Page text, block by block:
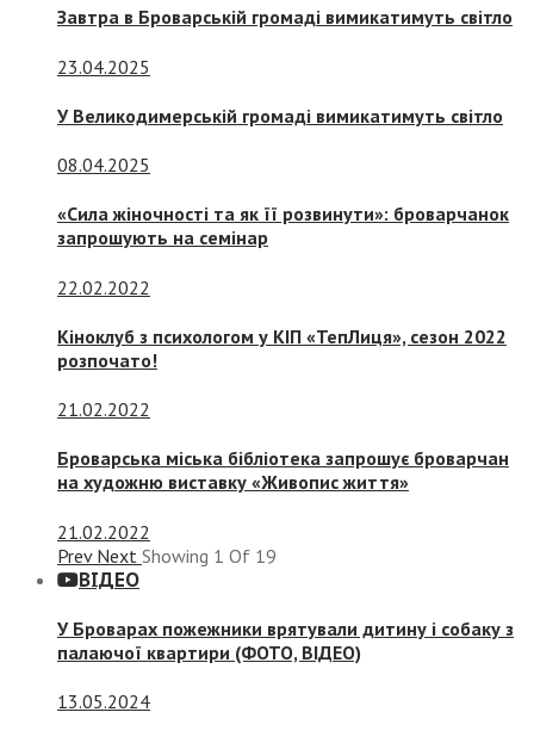
Завтра в Броварській громаді вимикатимуть світло
23.04.2025
У Великодимерській громаді вимикатимуть світло
08.04.2025
«Сила жіночності та як її розвинути»: броварчанок
запрошують на семінар
22.02.2022
Кіноклуб з психологом у КІП «ТепЛиця», сезон 2022
розпочато!
21.02.2022
Броварська міська бібліотека запрошує броварчан
на художню виставку «Живопис життя»
21.02.2022
Prev Next Showing 1 Of 19
ВІДЕО
У Броварах пожежники врятували дитину і собаку з
палаючої квартири (ФОТО, ВІДЕО)
13.05.2024